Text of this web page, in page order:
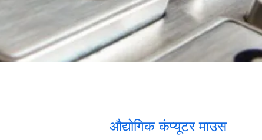
औद्योगिक कंप्यूटर माउस